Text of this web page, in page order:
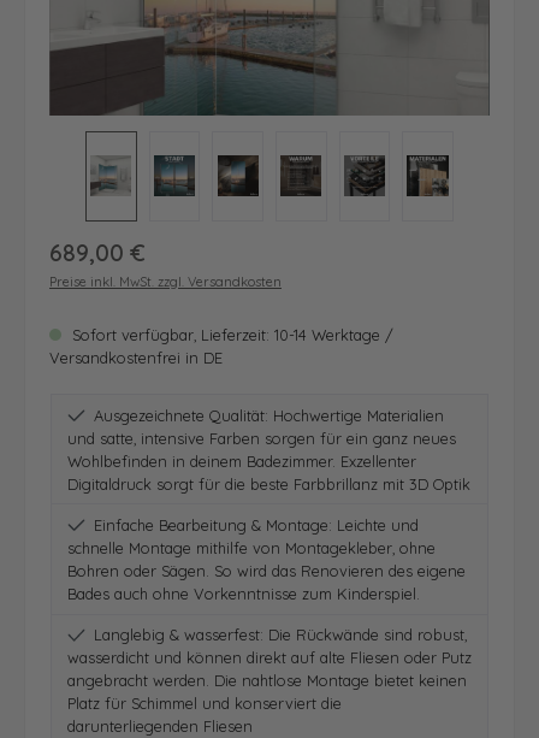
Regulärer Preis:
689,00 €
Preise inkl. MwSt. zzgl. Versandkosten
Sofort verfügbar, Lieferzeit: 10-14 Werktage /
Versandkostenfrei in DE
Ausgezeichnete Qualität: Hochwertige Materialien
und satte, intensive Farben sorgen für ein ganz neues
Wohlbefinden in deinem Badezimmer. Exzellenter
Digitaldruck sorgt für die beste Farbbrillanz mit 3D Optik
Einfache Bearbeitung & Montage: Leichte und
schnelle Montage mithilfe von Montagekleber, ohne
Bohren oder Sägen. So wird das Renovieren des eigene
Bades auch ohne Vorkenntnisse zum Kinderspiel.
Langlebig & wasserfest: Die Rückwände sind robust,
wasserdicht und können direkt auf alte Fliesen oder Putz
angebracht werden. Die nahtlose Montage bietet keinen
Platz für Schimmel und konserviert die
darunterliegenden Fliesen